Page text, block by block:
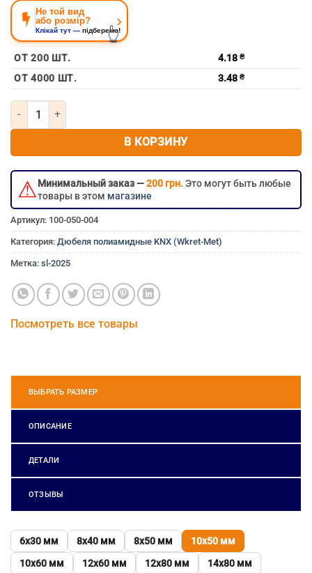
Не той вид
або розмір?
Клікай тут — підберемо!
›
👆
ОТ 200 ШТ. 4.18 ₴
ОТ 4000 ШТ. 3.48 ₴
Количество товара Дюбель распорный полиамидный KNX
В КОРЗИНУ
⚠Минимальный заказ —200 грн.Это могут быть любые
товары в этом магазине
Артикул: 100-050-004
Категория: Дюбеля полиамидные KNX (Wkret-Met)
Метка: sl-2025
Посмотреть все товары
ВЫБРАТЬ РАЗМЕР
ОПИСАНИЕ
ДЕТАЛИ
ОТЗЫВЫ
6х30 мм 8х40 мм 8х50 мм
10х50 мм
10х60 мм
12х60 мм 12х80 мм
14х80 мм